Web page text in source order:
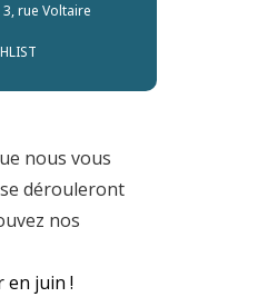
3, rue Voltaire
nous vous
dérouleront
nos
en juin !